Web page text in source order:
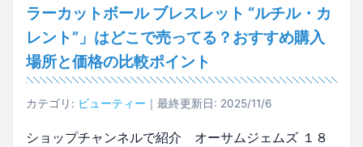
ラーカットボール ブレスレット “ルチル・カ
レント”」はどこで売ってる？おすすめ購入
場所と価格の比較ポイント
カテゴリ: ビューティー ｜最終更新日: 2025/11/6
ショップチャンネルで紹介 オーサムジェムズ １８